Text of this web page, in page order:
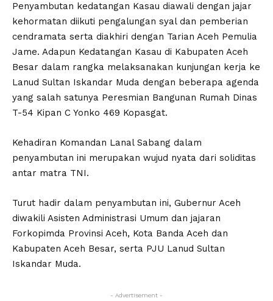
Penyambutan kedatangan Kasau diawali dengan jajar
kehormatan diikuti pengalungan syal dan pemberian
cendramata serta diakhiri dengan Tarian Aceh Pemulia
Jame. Adapun Kedatangan Kasau di Kabupaten Aceh
Besar dalam rangka melaksanakan kunjungan kerja ke
Lanud Sultan Iskandar Muda dengan beberapa agenda
yang salah satunya Peresmian Bangunan Rumah Dinas
T-54 Kipan C Yonko 469 Kopasgat.
Kehadiran Komandan Lanal Sabang dalam
penyambutan ini merupakan wujud nyata dari soliditas
antar matra TNI.
Turut hadir dalam penyambutan ini, Gubernur Aceh
diwakili Asisten Administrasi Umum dan jajaran
Forkopimda Provinsi Aceh, Kota Banda Aceh dan
Kabupaten Aceh Besar, serta PJU Lanud Sultan
Iskandar Muda.
- Advertisement -